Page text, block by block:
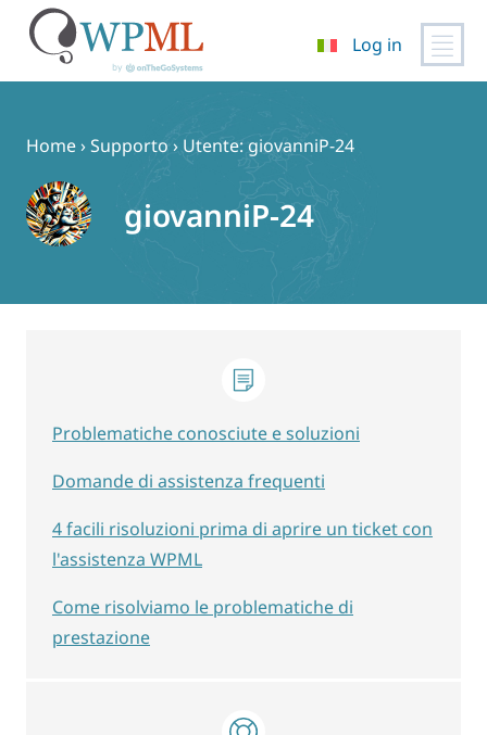
contenuto
Log in
Home›Supporto › Utente: giovanniP-24
giovanniP-24
Problematiche conosciute e soluzioni
Domande di assistenza frequenti
4 facili risoluzioni prima di aprire un ticket con
l'assistenza WPML
Come risolviamo le problematiche di
prestazione